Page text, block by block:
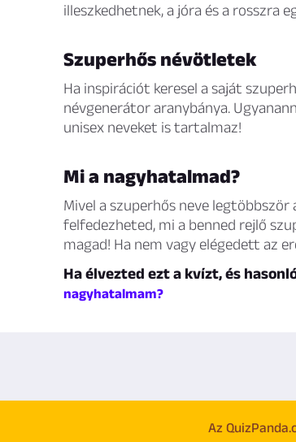
illeszkedhetnek, a jóra és a rosszra
Szuperhős névötletek
Ha inspirációt keresel a saját
névgenerátor aranybánya.
unisex neveket is tartalmaz!
Mi a nagyhatalmad?
Mivel a szuperhős neve
felfedezheted, mi a benned rejlő
magad! Ha nem vagy elégedett az
Ha élvezted ezt a kvízt, és
nagyhatalmam?
Az